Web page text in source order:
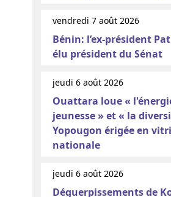
vendredi 7 août 2026
Bénin: l’ex-président
élu président du Sénat
jeudi 6 août 2026
Ouattara loue «
jeunesse » et « la
Yopougon érigée en
nationale
jeudi 6 août 2026
Déguerpissements de